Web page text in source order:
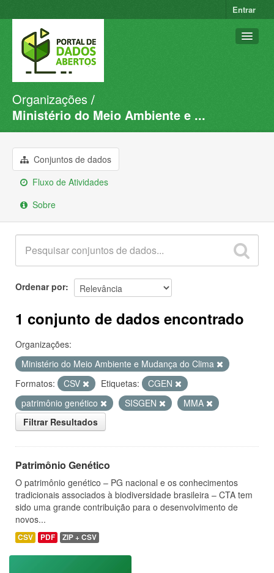
Entrar
Conjuntos de dados
Organizações
Sobre
Organizações
Ministério do Meio Ambiente e ...
Conjuntos de dados
Fluxo de Atividades
Sobre
Ordenar por
1 conjunto de dados encontrado
Organizações:
Ministério do Meio Ambiente e Mudança do Clima
Formatos:
CSV Etiquetas:
CGEN
patrimônio genético
SISGEN
MMA
Filtrar Resultados
Patrimônio Genético
O patrimônio genético – PG nacional e os conhecimentos
tradicionais associados à biodiversidade brasileira – CTA tem
sido uma grande contribuição para o desenvolvimento de
novos...
CSV PDF ZIP + CSV